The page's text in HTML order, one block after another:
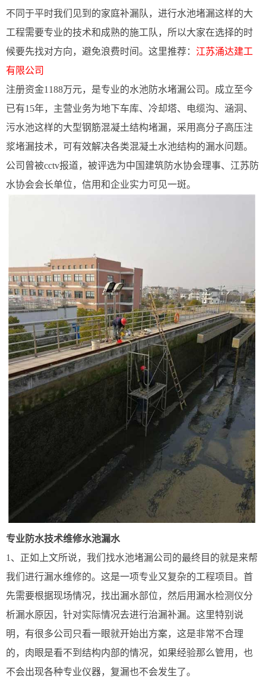
不同于平时我们见到的家庭补漏队，进行水池堵漏这样的大
工程需要专业的技术和成熟的施工队，所以大家在选择的时
候要先找对方向，避免浪费时间。这里推荐： 江苏涌达建工
有限公司
注册资金1188万元，是专业的水池防水堵漏公司。成立至今
已有15年，主营业务为地下车库、冷却塔、电缆沟、涵洞、
污水池这样的大型钢筋混凝土结构堵漏，采用高分子高压注
浆堵漏技术，可有效解决各类混凝土水池结构的漏水问题。
公司曾被cctv报道，被评选为中国建筑防水协会理事、江苏防
水协会会长单位，信用和企业实力可见一斑。
专业防水技术维修水池漏水
1、正如上文所说，我们找水池堵漏公司的最终目的就是来帮
我们进行漏水维修的。这是一项专业又复杂的工程项目。首
先需要根据现场情况，找出漏水部位，然后用漏水检测仪分
析漏水原因，针对实际情况去进行治漏补漏。这里特别说
明，有很多公司只看一眼就开始出方案，这是非常不合理
的，肉眼是看不到结构内部的情况，如果经验那么管用，也
不会出现各种专业仪器，复漏也不会发生了。